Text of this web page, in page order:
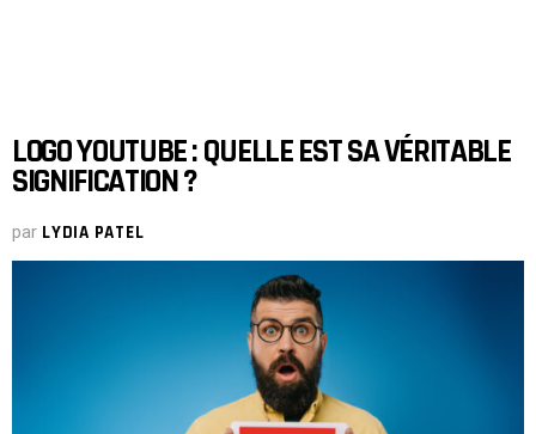
LOGO YOUTUBE : QUELLE EST SA VÉRITABLE
SIGNIFICATION ?
par LYDIA PATEL